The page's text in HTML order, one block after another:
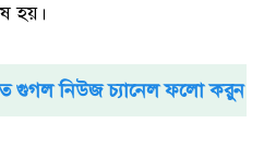
হয়।
গুগল নিউজ চ্যানেল ফলো করুন